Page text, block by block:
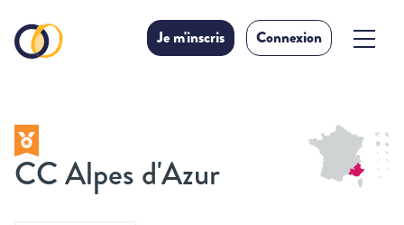
Je m'inscris Connexion
CC Alpes d'Azur